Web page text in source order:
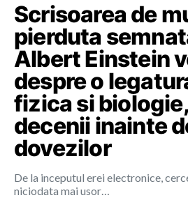
Scrisoarea de
pierduta
Albert Einstein
despre o
fizica si
decenii inainte
dovezilor
De la inceputul erei electronice,
niciodata mai usor…